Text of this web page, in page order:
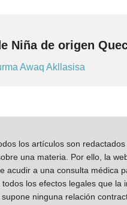
Niña de origen
Awaq Akllasisa
los artículos son
una materia. Por ello, la
a una consulta médica
los efectos legales que la
ninguna relación